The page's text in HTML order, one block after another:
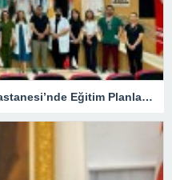
Kırklareli Eğitim ve Araştırma Hastanesi’nde Eğitim Planlaması Masaya Yatırıldı